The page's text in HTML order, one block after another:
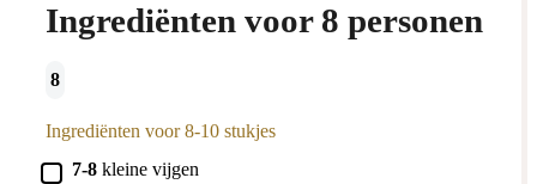
Ingrediënten voor 8 personen
8
Ingrediënten voor 8-10 stukjes
▢
7-8 kleine vijgen